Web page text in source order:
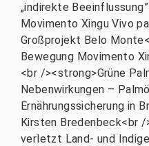
„indirekte
Movimento Xingu Vivo
Großprojekt Belo
Bewegung Movimento
<br /><strong>Grüne
Nebenwirkungen –
Ernährungssicherung in
Kirsten Bredenbeck<br
verletzt Land- und